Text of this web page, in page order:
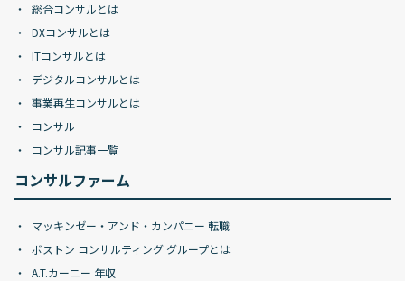
総合コンサルとは
DXコンサルとは
ITコンサルとは
デジタルコンサルとは
事業再生コンサルとは
コンサル
コンサル記事一覧
コンサルファーム
マッキンゼー・アンド・カンパニー 転職
ボストン コンサルティング グループとは
A.T.カーニー 年収